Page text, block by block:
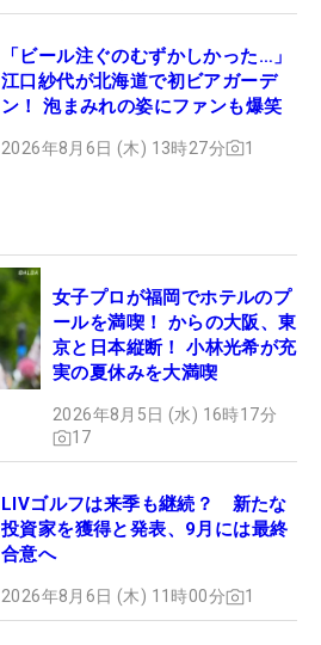
「ビール注ぐのむずかしかった…」
江口紗代が北海道で初ビアガーデ
ン！ 泡まみれの姿にファンも爆笑
2026年8月6日 (木) 13時27分 1
女子プロが福岡でホテルのプ
ールを満喫！ からの大阪、東
京と日本縦断！ 小林光希が充
実の夏休みを大満喫
2026年8月5日 (水) 16時17分
17
LIVゴルフは来季も継続？ 新たな
投資家を獲得と発表、9月には最終
合意へ
2026年8月6日 (木) 11時00分 1